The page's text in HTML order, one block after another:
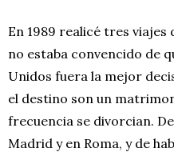
En 1989 realicé tres
no estaba convencido de
Unidos fuera la mejor
el destino son un
frecuencia se divorcian.
Madrid y en Roma, y de